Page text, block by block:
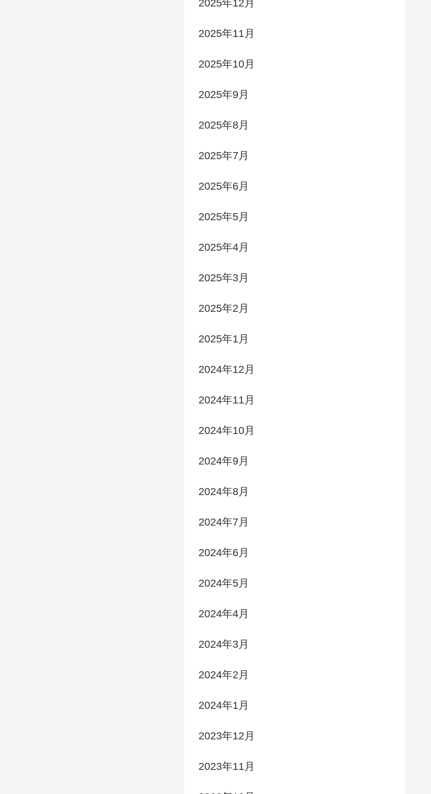
2025年12月
2025年11月
2025年10月
2025年9月
2025年8月
2025年7月
2025年6月
2025年5月
2025年4月
2025年3月
2025年2月
2025年1月
2024年12月
2024年11月
2024年10月
2024年9月
2024年8月
2024年7月
2024年6月
2024年5月
2024年4月
2024年3月
2024年2月
2024年1月
2023年12月
2023年11月